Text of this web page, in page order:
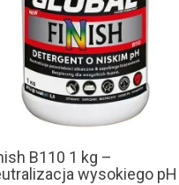
B110 1 kg –
wysokiego pH